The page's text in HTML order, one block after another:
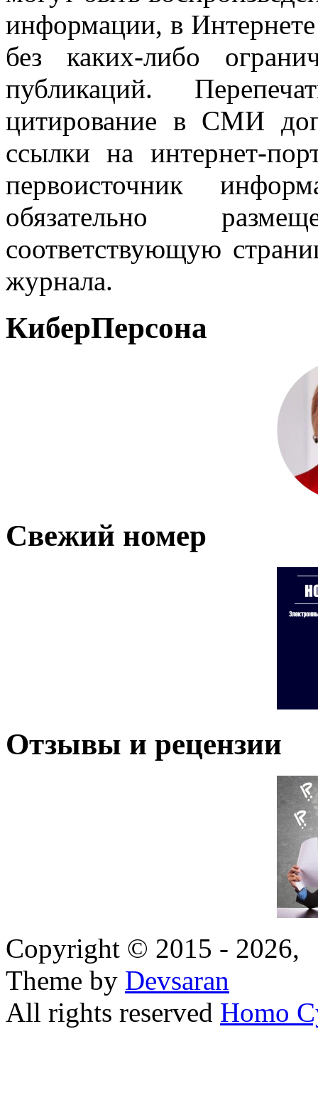
информации, в
без каких-либо
публикаций.
цитирование в СМИ
ссылки на интернет-
первоисточник
обязательно
соответствующую
журнала.
КиберПерсона
Свежий номер
Отзывы и рецензии
Copyright © 2015 - 2026,
Theme by Devsaran
All rights reserved Homo